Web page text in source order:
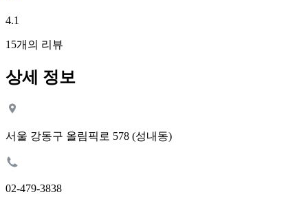
4.1
15개의 리뷰
상세 정보
서울 강동구 올림픽로 578 (성내동)
02-479-3838